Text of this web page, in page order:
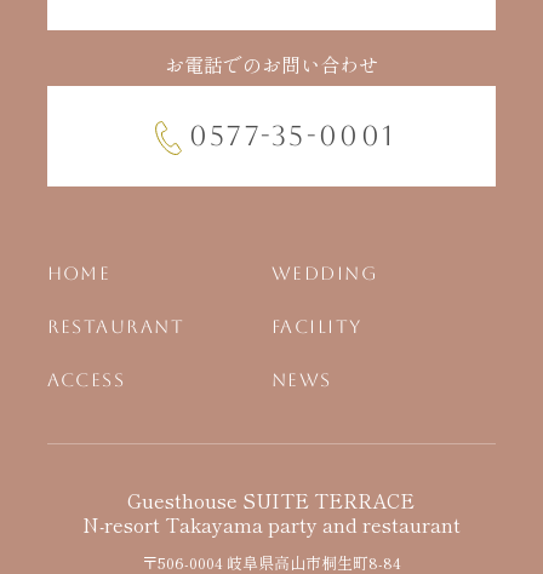
お電話でのお問い合わせ
0577-35-0001
HOME WEDDING
RESTAURANT FACILITY
ACCESS NEWS
Guesthouse SUITE TERRACE
N-resort Takayama party and restaurant
〒506-0004 岐阜県高山市桐生町8-84